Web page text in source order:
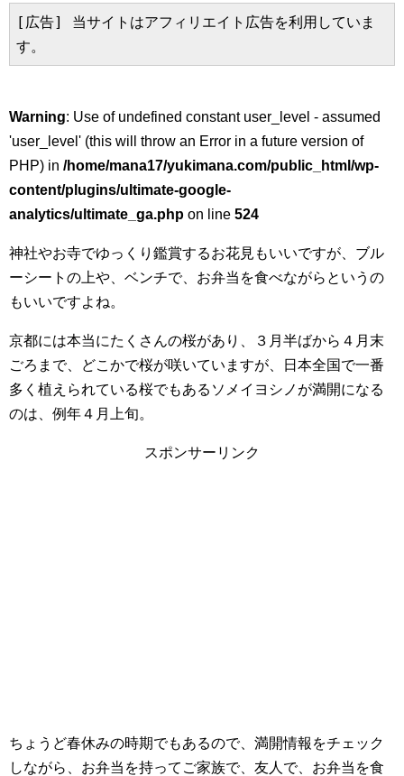
[広告] 当サイトはアフィリエイト広告を利用していま
す。
Warning: Use of undefined constant user_level - assumed
'user_level' (this will throw an Error in a future version of
PHP) in /home/mana17/yukimana.com/public_html/wp-
content/plugins/ultimate-google-
analytics/ultimate_ga.php on line 524
神社やお寺でゆっくり鑑賞するお花見もいいですが、ブル
ーシートの上や、ベンチで、お弁当を食べながらというの
もいいですよね。
京都には本当にたくさんの桜があり、３月半ばから４月末
ごろまで、どこかで桜が咲いていますが、日本全国で一番
多く植えられている桜でもあるソメイヨシノが満開になる
のは、例年４月上旬。
スポンサーリンク
ちょうど春休みの時期でもあるので、満開情報をチェック
しながら、お弁当を持ってご家族で、友人で、お弁当を食